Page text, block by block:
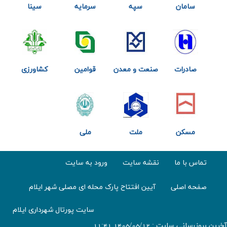
سپه سرمايه سينا شهر
صنعت و معدن قوامين كشاورزي گردشگري
ملت ملي
نقشه سایت ورود به سایت
آیین افتتاح پارک محله ای مصلی شهر ایلام
سایت پورتال شهرداری ایلام